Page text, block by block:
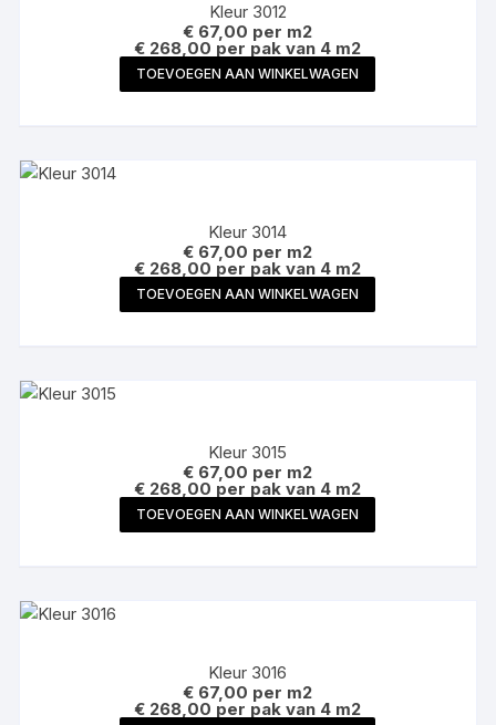
Kleur 3012
€ 67,00 per m2
€ 268,00 per pak van 4 m2
TOEVOEGEN AAN WINKELWAGEN
Kleur 3014
€ 67,00 per m2
€ 268,00 per pak van 4 m2
TOEVOEGEN AAN WINKELWAGEN
Kleur 3015
€ 67,00 per m2
€ 268,00 per pak van 4 m2
TOEVOEGEN AAN WINKELWAGEN
Kleur 3016
€ 67,00 per m2
€ 268,00 per pak van 4 m2